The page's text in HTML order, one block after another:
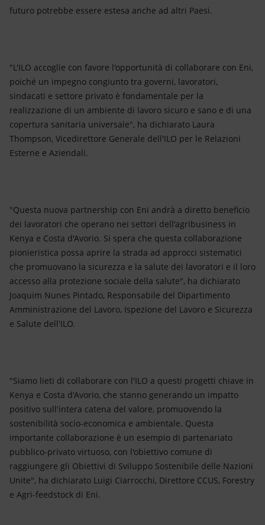
futuro potrebbe essere estesa anche ad altri Paesi.
"L'ILO accoglie con favore l'opportunità di collaborare con Eni,
poiché un impegno congiunto tra governi, lavoratori,
sindacati e settore privato è fondamentale per la
realizzazione di un ambiente di lavoro sicuro e sano e di una
copertura sanitaria universale", ha dichiarato Laura
Thompson, Vicedirettore Generale dell'ILO per le Relazioni
Esterne e Aziendali.
"Questa nuova partnership con Eni andrà a diretto beneficio
dei lavoratori che operano nei settori dell'agribusiness in
Kenya e Costa d'Avorio. Si spera che questa collaborazione
pionieristica possa aprire la strada ad approcci sistematici
che promuovano la sicurezza e la salute dei lavoratori e il loro
accesso alla protezione sociale della salute", ha dichiarato
Joaquim Nunes Pintado, Responsabile del Dipartimento
Amministrazione del Lavoro, Ispezione del Lavoro e Sicurezza
e Salute dell'ILO.
"Siamo lieti di collaborare con l'ILO a questi progetti chiave in
Kenya e Costa d'Avorio, che stanno generando un impatto
positivo sull'intera catena del valore, promuovendo la
sostenibilità socio-economica e ambientale. Questa
importante collaborazione è un esempio di partenariato
pubblico-privato virtuoso, con l'obiettivo comune di
raggiungere gli Obiettivi di Sviluppo Sostenibile delle Nazioni
Unite", ha dichiarato Luigi Ciarrocchi, Direttore CCUS, Forestry
e Agri-feedstock di Eni.